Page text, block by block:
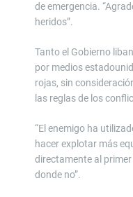
de emergencia.
heridos”.
Tanto el Gobierno
por medios
rojas, sin
las reglas de los
“El enemigo ha
hacer explotar más
directamente al
donde no”.